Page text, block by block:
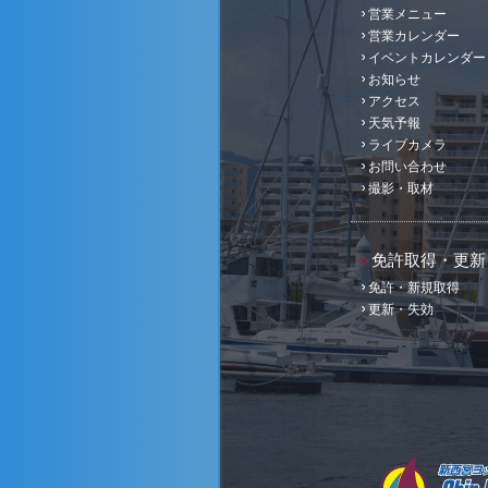
営業メニュー
営業カレンダー
イベントカレンダー
お知らせ
アクセス
天気予報
ライブカメラ
お問い合わせ
撮影・取材
免許取得・更新
免許・新規取得
更新・失効